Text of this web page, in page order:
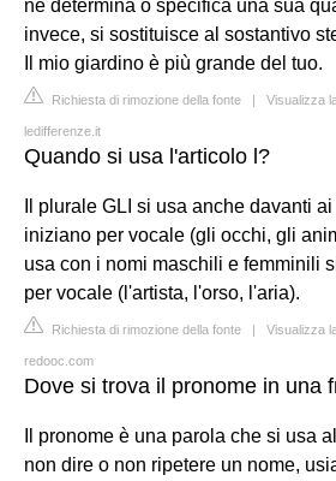
ne determina o specifica una sua
invece, si sostituisce al sostantivo
Il mio giardino è più grande del tuo.
Richiesta di rimozione della fonte | Visualizza
ledifferenze.it
Quando si usa l'articolo l?
Il plurale GLI si usa anche davanti
iniziano per vocale (gli occhi, gli
usa con i nomi maschili e femminili
per vocale (l'artista, l'orso, l'aria).
Richiesta di rimozione della fonte | Visualizza
redooc.com
Dove si trova il pronome in una
Il pronome è una parola che si usa
non dire o non ripetere un nome,